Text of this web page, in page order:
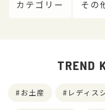
カテゴリー その
TREND
お土産 レディス